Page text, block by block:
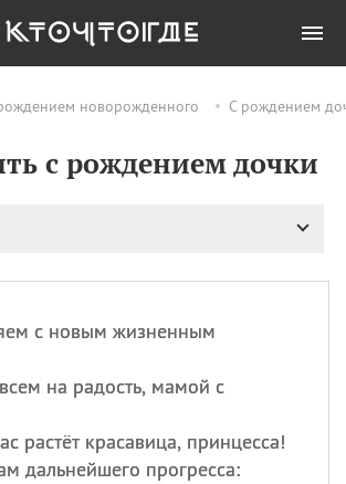
новорожденного С рождением
с рождением дочки
с новым жизненным
на радость, мамой с
растёт красавица, принцесса!
дальнейшего прогресса:
ПРАЗДНИКИ Все
06.08 Преображение
Господне у западных
Бориса и Глеба, во
Романа и Давида
мучеников
маяка
07.08 Годовщина битвы при